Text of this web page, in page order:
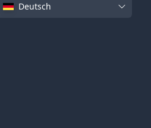
Deutsch